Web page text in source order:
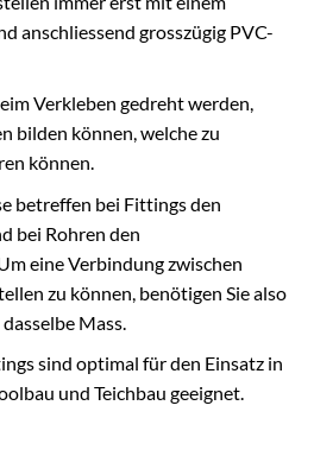
anschliessend grosszügig PVC-
Verkleben gedreht werden,
bilden können, welche zu
können.
betreffen bei Fittings den
bei Rohren den
eine Verbindung zwischen
zu können, benötigen Sie also
Mass.
sind optimal für den Einsatz in
und Teichbau geeignet.